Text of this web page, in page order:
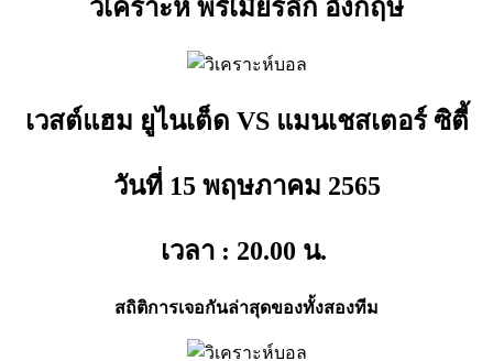
วิเคราะห์ พรีเมียร์ลีก อังกฤษ
เวสต์แฮม ยูไนเต็ด VS แมนเชสเตอร์ ซิตี้
วันที่ 15 พฤษภาคม 2565
เวลา : 20.00 น.
สถิติการเจอกันล่าสุดของทั้งสองทีม